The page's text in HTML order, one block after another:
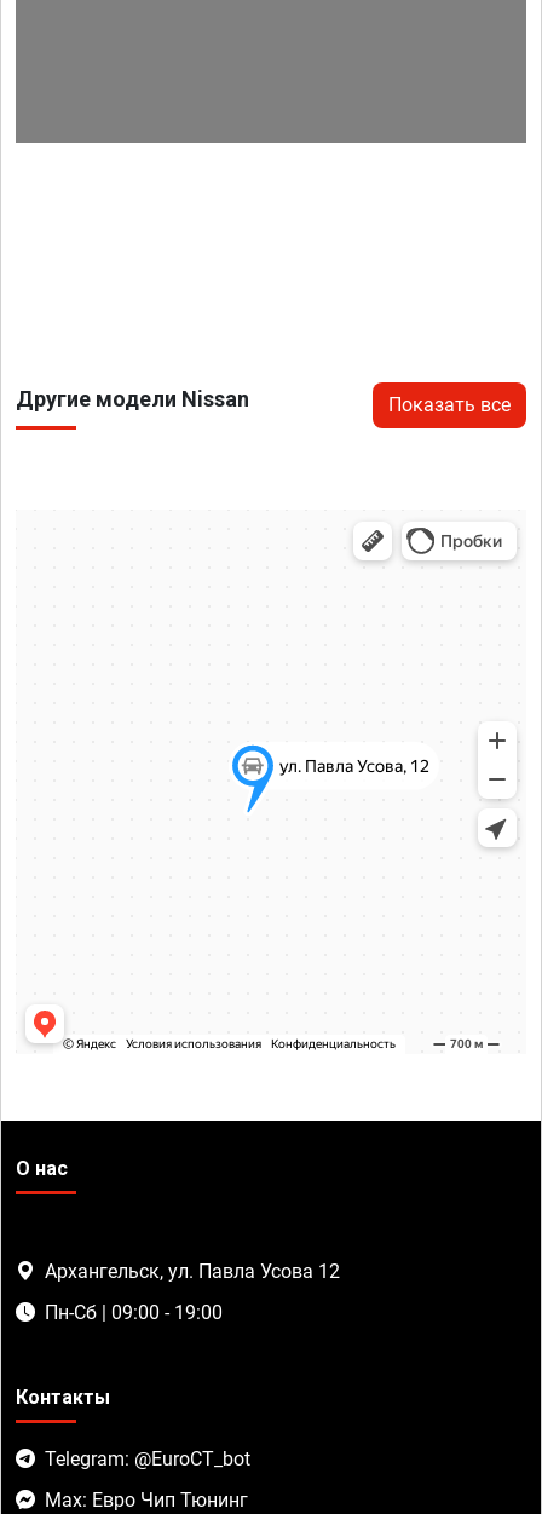
Другие модели Nissan Показать все
О нас
Архангельск, ул. Павла Усова 12
Пн-Сб | 09:00 - 19:00
Контакты
Telegram: @EuroCT_bot
Max: Евро Чип Тюнинг